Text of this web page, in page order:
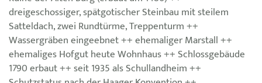
dreigeschossiger, spätgotischer Steinbau mit steilem
Satteldach, zwei Rundtürme, Treppenturm ++
Wassergräben eingeebnet ++ ehemaliger Marstall ++
ehemaliges Hofgut heute Wohnhaus ++ Schlossgebäude
1790 erbaut ++ seit 1935 als Schullandheim ++